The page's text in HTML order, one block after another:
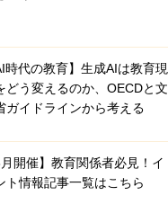
時代の教育】生成AIは教育現
どう変えるのか、OECDと文
ガイドラインから考える
月開催】教育関係者必見！イ
ト情報記事一覧はこちら